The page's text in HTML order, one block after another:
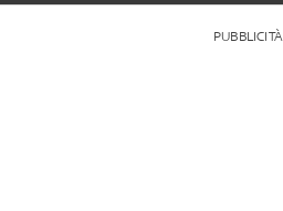
PUBBLICITÀ